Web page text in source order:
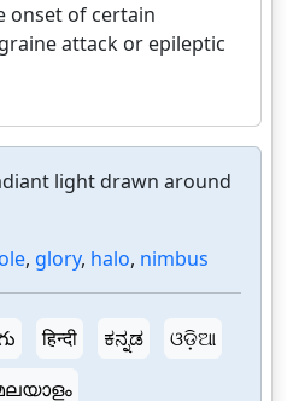
onset of certain
attack or epileptic
light drawn around
, glory, halo, nimbus
हिन्दी ಕನ್ನಡ
ଓଡ଼ିଆ